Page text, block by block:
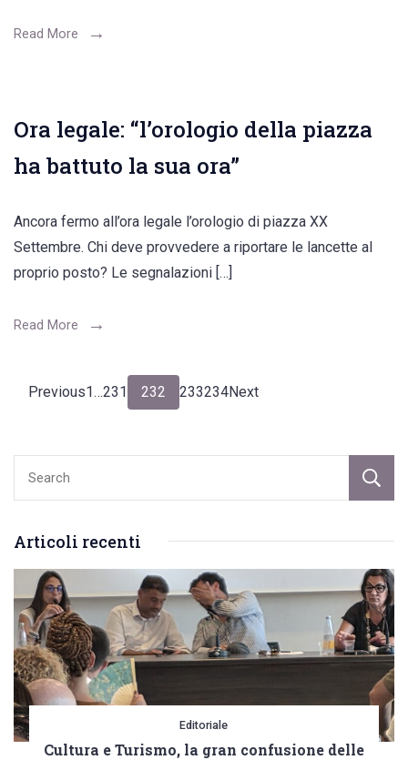
Read More
Ora legale: “l’orologio della piazza
ha battuto la sua ora”
Ancora fermo all’ora legale l’orologio di piazza XX
Settembre. Chi deve provvedere a riportare le lancette al
proprio posto? Le segnalazioni […]
Read More
Navigazione
PreviousPage
1…Page
231 Page
232 Page
233Page
234Next
Articoli recenti
Editoriale
Cultura e Turismo, la gran confusione delle